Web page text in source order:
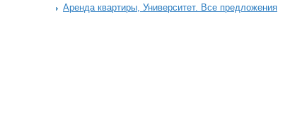
Аренда квартиры, Университет. Все предложения